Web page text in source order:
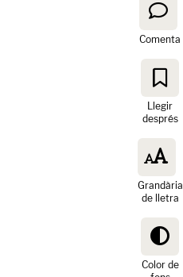
Comenta
Llegir
després
Grandària
de lletra
Color de